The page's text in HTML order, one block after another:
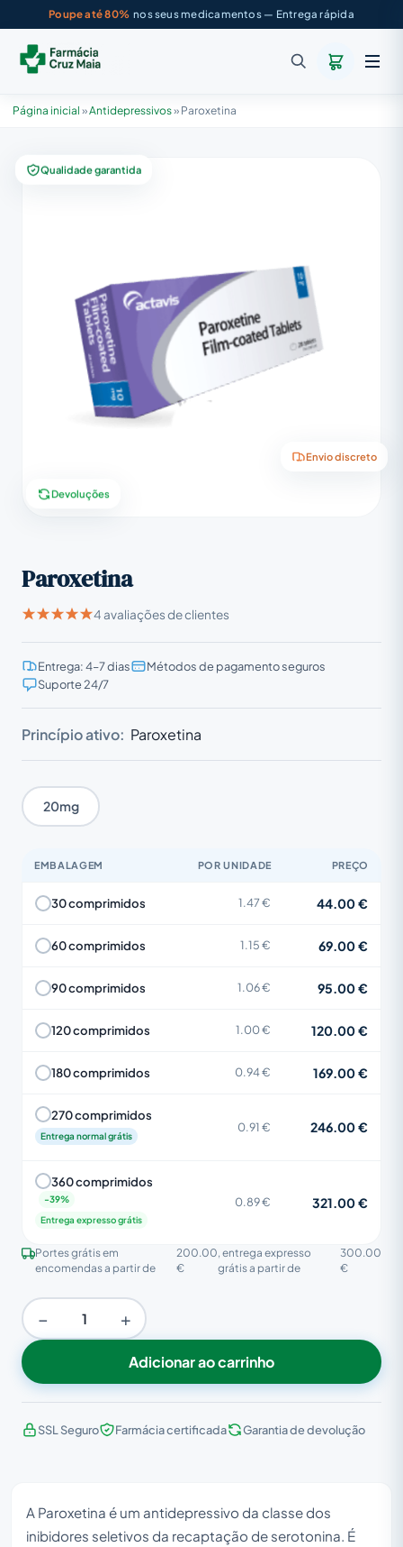
Poupe até 80% nos seus medicamentos — Entrega rápida
Página inicial »Antidepressivos» Paroxetina
Qualidade garantida
Envio discreto
Devoluções
Paroxetina
4 avaliações de clientes
Entrega: 4–7 dias
Métodos de pagamento seguros
Suporte 24/7
Princípio ativo: Paroxetina
20mg
EMBALAGEM POR UNIDADE PREÇO
30 comprimidos 1.47 € 44.00 €
60 comprimidos 1.15 € 69.00 €
90 comprimidos 1.06 € 95.00 €
120 comprimidos 1.00 € 120.00 €
180 comprimidos 0.94 € 169.00 €
270 comprimidos
Entrega normal grátis
0.91 € 246.00 €
360 comprimidos
Entrega expresso grátis
0.89 € 321.00 €
Portes grátis em
encomendas a partir de
200.00
€
, entrega expresso
grátis a partir de
300.00
€
− +
Adicionar ao carrinho
SSL Seguro Farmácia certificada Garantia de devolução
A Paroxetina é um antidepressivo da classe dos
inibidores seletivos da recaptação de serotonina. É